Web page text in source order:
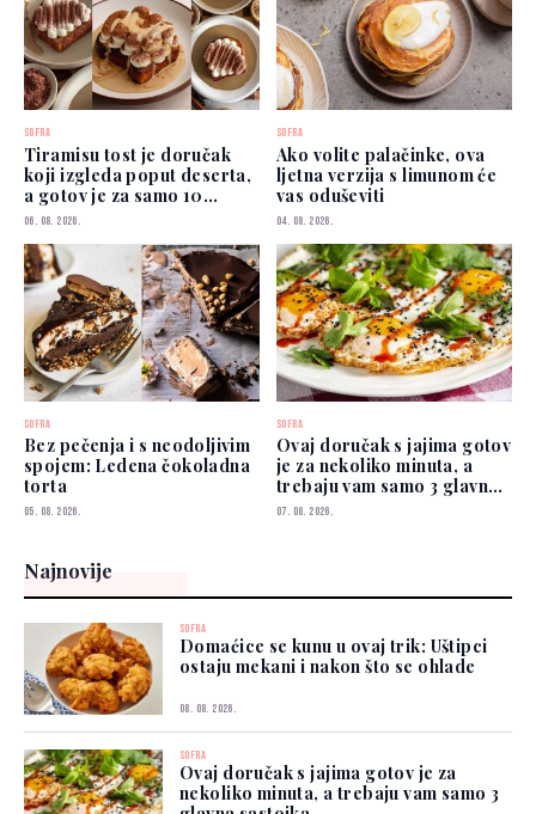
SOFRA
Tiramisu tost je doručak
koji izgleda poput deserta,
a gotov je za samo 10
minuta
06. 08. 2026.
SOFRA
Ako volite palačinke, ova
ljetna verzija s limunom će
vas oduševiti
04. 08. 2026.
SOFRA
Bez pečenja i s neodoljivim
spojem: Ledena čokoladna
torta
05. 08. 2026.
SOFRA
Ovaj doručak s jajima gotov
je za nekoliko minuta, a
trebaju vam samo 3 glavna
sastojka
07. 08. 2026.
Najnovije
SOFRA
Domaćice se kunu u ovaj trik: Uštipci
ostaju mekani i nakon što se ohlade
08. 08. 2026.
SOFRA
Ovaj doručak s jajima gotov je za
nekoliko minuta, a trebaju vam samo 3